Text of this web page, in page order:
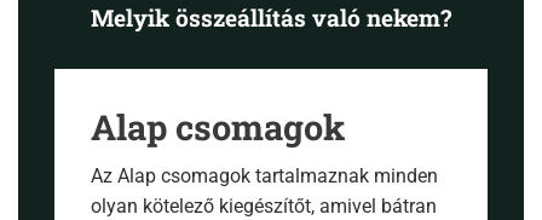
Melyik összeállítás való nekem?
Alap csomagok
Az Alap csomagok tartalmaznak minden
olyan kötelező kiegészítőt, amivel bátran